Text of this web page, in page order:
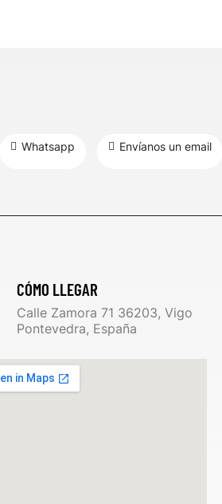
Whatsapp Envíanos un email
CÓMO LLEGAR
Calle Zamora 71 36203, Vigo
Pontevedra, España